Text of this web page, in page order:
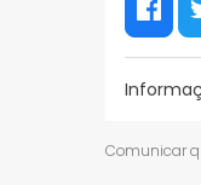
Comunicar